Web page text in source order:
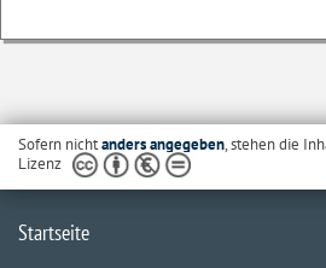
Sofern nichtanders angegeben, stehen die
Lizenz
Startseite